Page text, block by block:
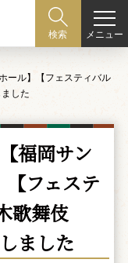
検索 メニュー
ール】【フェスティバル
した
福岡サン
フェステ
歌舞伎
ました